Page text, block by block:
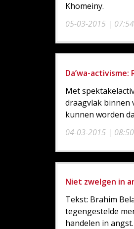
05-03-2015 | 07:54
Khomeiny.
Da’wa-
04-03-2015 | 08:50
Met
draagvlak binnen
kunnen worden
Niet zwelgen in
Tekst: Brahim
tegengestelde
handelen in angst.